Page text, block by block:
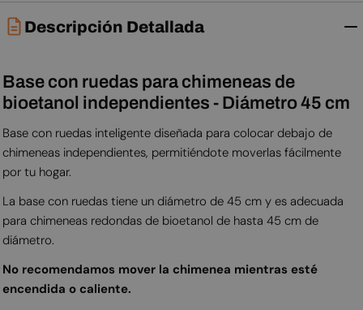
Descripción Detallada
Base con ruedas para chimeneas de
bioetanol independientes - Diámetro 45 cm
Base con ruedas inteligente diseñada para colocar debajo de
chimeneas independientes, permitiéndote moverlas fácilmente
por tu hogar.
La base con ruedas tiene un diámetro de 45 cm y es adecuada
para chimeneas redondas de bioetanol de hasta 45 cm de
diámetro.
No recomendamos mover la chimenea mientras esté
encendida o caliente.